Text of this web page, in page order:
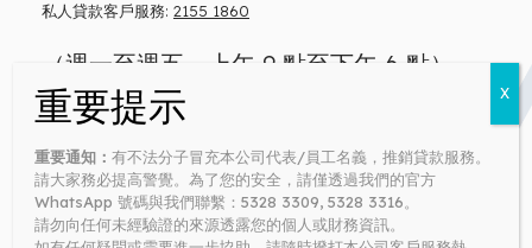
私人貸款客戶服務: 2155 1860
（週一至週五，上午 9 點至下午 6 點）
Money lender’s license no: 0371/2026
重要通知：有不法分子冒充本公司代表/員工名義，推銷貸款服務。
請大家務必提高警覺。為了您的安全，請僅透過我們的官方
WhatsApp 號碼與我們聯繫：5328 3309, 5328 3316。
請勿向任何未經驗證的來源透露您的個人或財務資訊。